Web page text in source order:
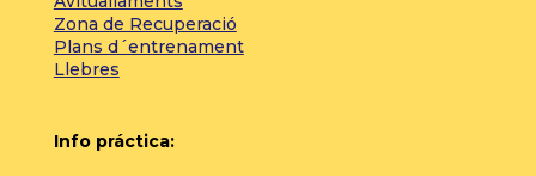
Zona de Recuperació
Plans d´entrenament
Llebres
Info práctica: